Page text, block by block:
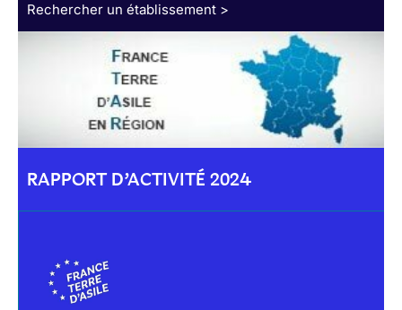
Rechercher un établissement >
RAPPORT D’ACTIVITÉ 2024